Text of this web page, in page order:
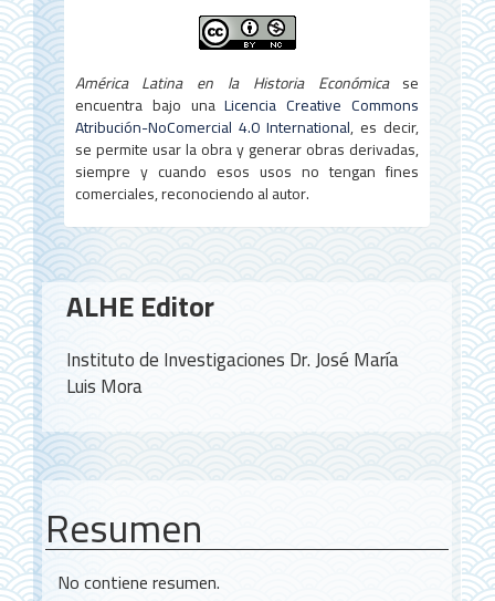
América Latina en la Historia Económicase
encuentra bajo unaLicencia Creative Commons
Atribución-NoComercial 4.0 International, es decir,
se permite usar la obra y generar obras derivadas,
siempre y cuando esos usos no tengan fines
comerciales, reconociendo al autor.
Contenido
principal
del
artículo
ALHE Editor
Instituto de Investigaciones Dr. José María
Luis Mora
Resumen
No contiene resumen.